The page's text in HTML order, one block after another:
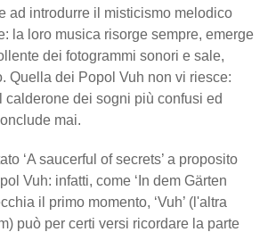
ad introdurre il misticismo melodico
la loro musica risorge sempre, emerge
dei fotogrammi sonori e sale,
Quella dei Popol Vuh non vi riesce:
calderone dei sogni più confusi ed
mai.
‘A saucerful of secrets’ a proposito
Vuh: infatti, come ‘In dem Gärten
il primo momento, ‘Vuh’ (l'altra
può per certi versi ricordare la parte